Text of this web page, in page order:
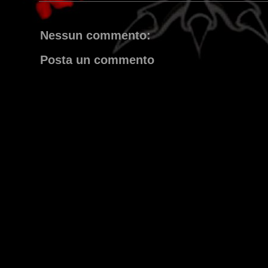
Nessun commento:
Posta un commento